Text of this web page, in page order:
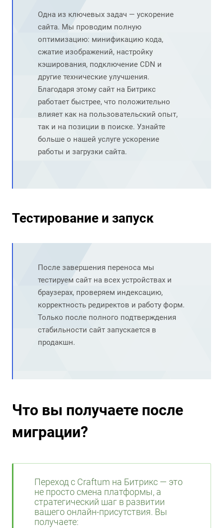
Одна из ключевых задач — ускорение
сайта. Мы проводим полную
оптимизацию: минификацию кода,
сжатие изображений, настройку
кэширования, подключение CDN и
другие технические улучшения.
Благодаря этому сайт на Битрикс
работает быстрее, что положительно
влияет как на пользовательский опыт,
так и на позиции в поиске. Узнайте
больше о нашей услуге ускорение
работы и загрузки сайта.
Тестирование и запуск
После завершения переноса мы
тестируем сайт на всех устройствах и
браузерах, проверяем индексацию,
корректность редиректов и работу форм.
Только после полного подтверждения
стабильности сайт запускается в
продакшн.
Что вы получаете после
миграции?
Переход с Craftum на Битрикс — это
не просто смена платформы, а
стратегический шаг в развитии
вашего онлайн-присутствия. Вы
получаете: